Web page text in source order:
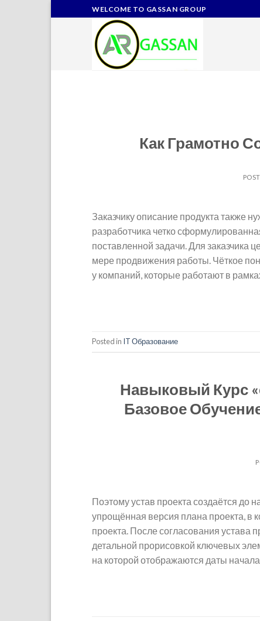
to
WELCOME TO GASSAN GROUP
Как Грамотно
Заказчику описание продукта также
разработчика четко
поставленной задачи. Для заказчика
мере продвижения работы. Чёткое
у компаний, которые работают в
Posted in IT Образование
Навыковый Курс
Базовое
Поэтому устав проекта создаётся до
упрощённая версия плана проекта, в
проекта. После согласования устава
детальной прорисовкой ключевых
на которой отображаются даты